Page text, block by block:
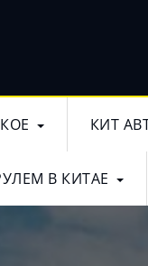
КИТ
В КИТАЕ